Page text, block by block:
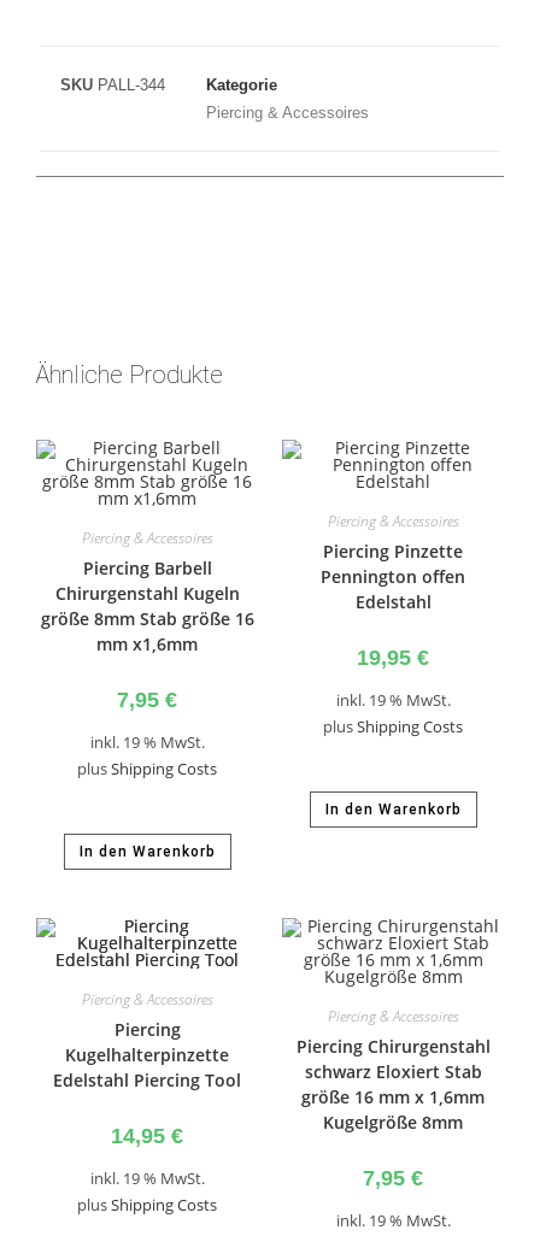
SKU PALL-344
Kategorie
Piercing & Accessoires
Ähnliche Produkte
Piercing & Accessoires
Piercing Barbell
Chirurgenstahl Kugeln
größe 8mm Stab größe 16
mm x1,6mm
7,95 €
inkl. 19 % MwSt.
plusShipping Costs
In den Warenkorb
Piercing & Accessoires
Piercing Pinzette
Pennington offen
Edelstahl
19,95 €
inkl. 19 % MwSt.
plusShipping Costs
In den Warenkorb
Piercing & Accessoires
Piercing
Kugelhalterpinzette
Edelstahl Piercing Tool
14,95 €
inkl. 19 % MwSt.
plusShipping Costs
Piercing & Accessoires
Piercing Chirurgenstahl
schwarz Eloxiert Stab
größe 16 mm x 1,6mm
Kugelgröße 8mm
7,95 €
inkl. 19 % MwSt.